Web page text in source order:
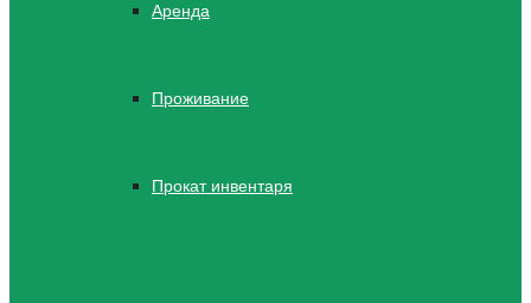
Аренда
Проживание
Прокат инвентаря